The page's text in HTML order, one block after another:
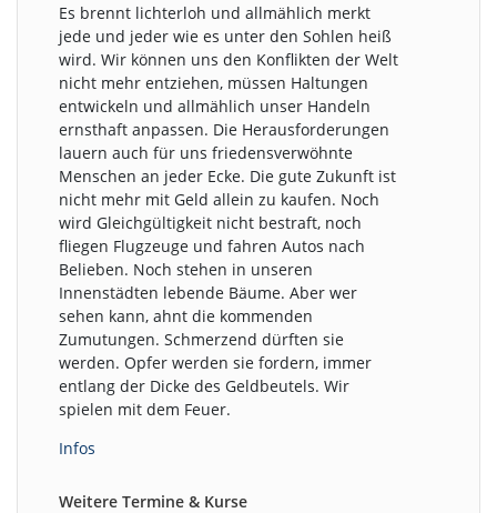
Es brennt lichterloh und allmählich merkt
jede und jeder wie es unter den Sohlen heiß
wird. Wir können uns den Konflikten der Welt
nicht mehr entziehen, müssen Haltungen
entwickeln und allmählich unser Handeln
ernsthaft anpassen. Die Herausforderungen
lauern auch für uns friedensverwöhnte
Menschen an jeder Ecke. Die gute Zukunft ist
nicht mehr mit Geld allein zu kaufen. Noch
wird Gleichgültigkeit nicht bestraft, noch
fliegen Flugzeuge und fahren Autos nach
Belieben. Noch stehen in unseren
Innenstädten lebende Bäume. Aber wer
sehen kann, ahnt die kommenden
Zumutungen. Schmerzend dürften sie
werden. Opfer werden sie fordern, immer
entlang der Dicke des Geldbeutels. Wir
spielen mit dem Feuer.
Infos
Weitere Termine & Kurse